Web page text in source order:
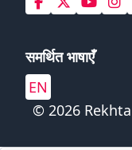
समर्थित भाषाएँ
EN
© 2026 Rekhta